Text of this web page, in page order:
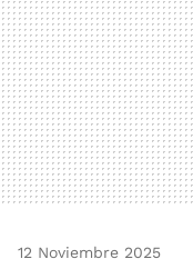
12 Noviembre 2025